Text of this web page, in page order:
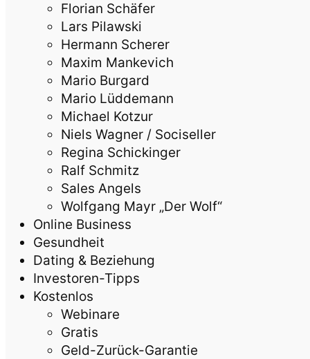
Florian Schäfer
Lars Pilawski
Hermann Scherer
Maxim Mankevich
Mario Burgard
Mario Lüddemann
Michael Kotzur
Niels Wagner / Sociseller
Regina Schickinger
Ralf Schmitz
Sales Angels
Wolfgang Mayr „Der Wolf“
Online Business
Gesundheit
Dating & Beziehung
Investoren-Tipps
Kostenlos
Webinare
Gratis
Geld-Zurück-Garantie